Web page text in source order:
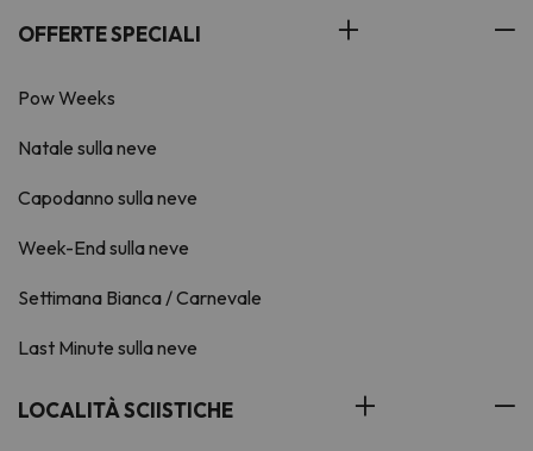
OFFERTE SPECIALI
Pow Weeks
Natale sulla neve
Capodanno sulla neve
Week-End sulla neve
Settimana Bianca / Carnevale
Last Minute sulla neve
LOCALITÀ SCIISTICHE